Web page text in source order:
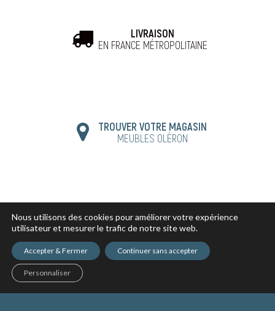
LIVRAISON
EN FRANCE MÉTROPOLITAINE
TROUVER VOTRE MAGASIN
MEUBLES OLÉRON
Nous utilisons des cookies pour améliorer votre expérience
utilisateur et mesurer le trafic de notre site web.
Accepter & Fermer Continuer sans accepter
Personnaliser